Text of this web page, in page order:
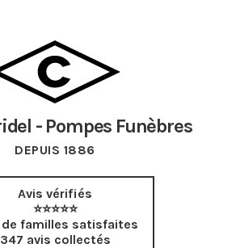
- Pompes Funèbres
DEPUIS 1886
Avis vérifiés
⭐⭐⭐⭐⭐
de familles satisfaites
347 avis collectés